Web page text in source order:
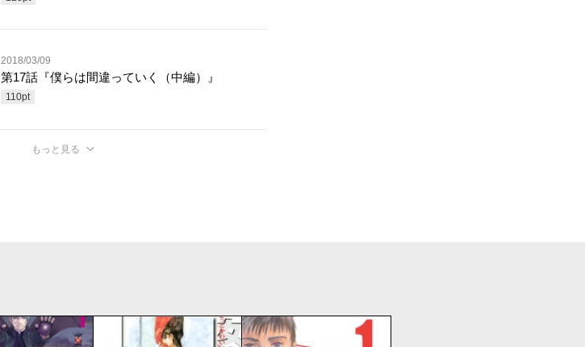
2018/03/09
第17話『僕らは間違っていく（中編）』
110pt
もっと見る